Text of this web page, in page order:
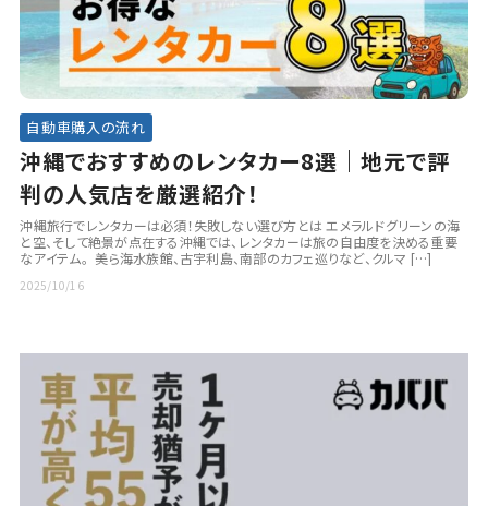
自動車購入の流れ
沖縄でおすすめのレンタカー8選｜地元で評
判の人気店を厳選紹介！
沖縄旅行でレンタカーは必須！失敗しない選び方とは エメラルドグリーンの海
と空、そして絶景が点在する沖縄では、レンタカーは旅の自由度を決める重要
なアイテム。 美ら海水族館、古宇利島、南部のカフェ巡りなど、クルマ […]
2025/10/16